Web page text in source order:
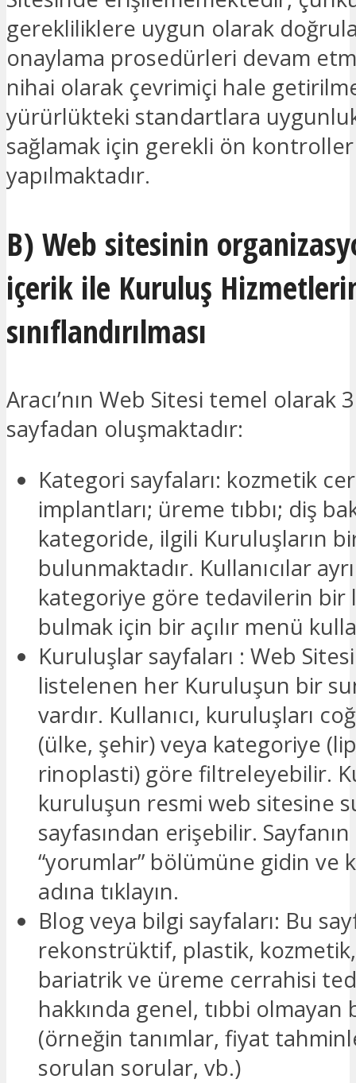
gerekliliklere uygun olarak
onaylama prosedürleri devam
nihai olarak çevrimiçi hale
yürürlükteki standartlara
sağlamak için gerekli ön kontroller
yapılmaktadır.
B) Web sitesinin
içerik ile Kuruluş
sınıflandırılması
Aracı’nın Web Sitesi temel olarak
sayfadan oluşmaktadır:
Kategori sayfaları: kozmetik
implantları; üreme tıbbı; diş
kategoride, ilgili Kuruluşların
bulunmaktadır. Kullanıcılar
kategoriye göre tedavilerin bir
bulmak için bir açılır menü
Kuruluşlar sayfaları : Web
listelenen her Kuruluşun bir
vardır. Kullanıcı, kuruluşları
(ülke, şehir) veya kategoriye
rinoplasti) göre filtreleyebilir.
kuruluşun resmi web sitesine
sayfasından erişebilir.
“yorumlar” bölümüne gidin ve
adına tıklayın.
Blog veya bilgi sayfaları: Bu
rekonstrüktif, plastik,
bariatrik ve üreme cerrahisi
hakkında genel, tıbbi olmayan
(örneğin tanımlar, fiyat
sorulan sorular, vb.)